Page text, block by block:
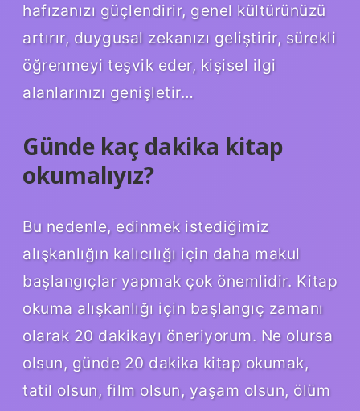
hafızanızı güçlendirir, genel kültürünüzü
artırır, duygusal zekanızı geliştirir, sürekli
öğrenmeyi teşvik eder, kişisel ilgi
alanlarınızı genişletir…
Günde kaç dakika kitap
okumalıyız?
Bu nedenle, edinmek istediğimiz
alışkanlığın kalıcılığı için daha makul
başlangıçlar yapmak çok önemlidir. Kitap
okuma alışkanlığı için başlangıç ​​zamanı
olarak 20 dakikayı öneriyorum. Ne olursa
olsun, günde 20 dakika kitap okumak,
tatil olsun, film olsun, yaşam olsun, ölüm